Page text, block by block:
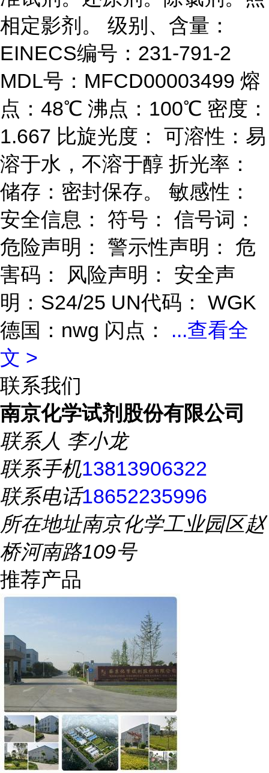
相定影剂。 级别、含量：
EINECS编号：231-791-2
MDL号：MFCD00003499 熔
点：48℃ 沸点：100℃ 密度：
1.667 比旋光度： 可溶性：易
溶于水，不溶于醇 折光率：
储存：密封保存。 敏感性：
安全信息： 符号： 信号词：
危险声明： 警示性声明： 危
害码： 风险声明： 安全声
明：S24/25 UN代码： WGK
德国：nwg 闪点： ...查看全
文 >
联系我们
南京化学试剂股份有限公司
联系人 李小龙
联系手机13813906322
联系电话18652235996
所在地址南京化学工业园区赵
桥河南路109号
推荐产品